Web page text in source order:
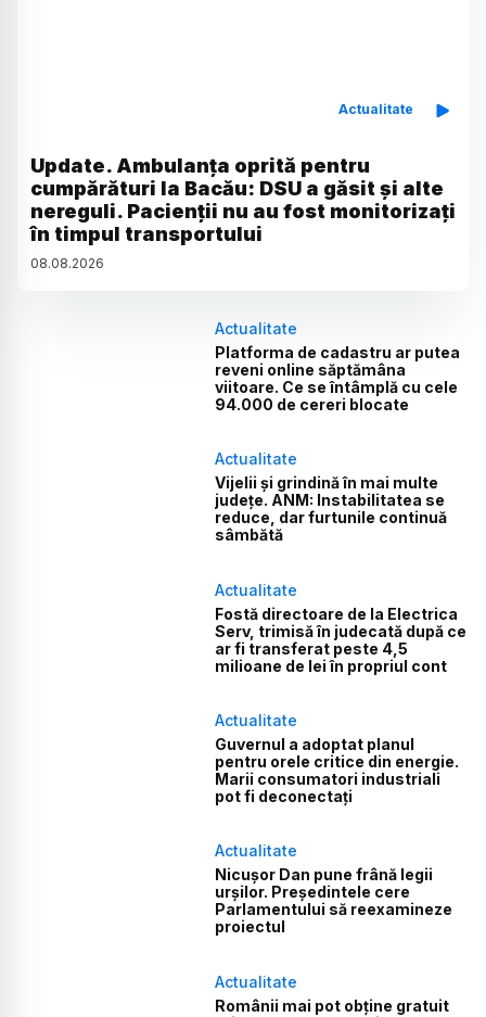
Actualitate
Update. Ambulanța oprită pentru
cumpărături la Bacău: DSU a găsit și alte
nereguli. Pacienții nu au fost monitorizați
în timpul transportului
08.08.2026
Actualitate
Platforma de cadastru ar putea
reveni online săptămâna
viitoare. Ce se întâmplă cu cele
94.000 de cereri blocate
Actualitate
Vijelii și grindină în mai multe
județe. ANM: Instabilitatea se
reduce, dar furtunile continuă
sâmbătă
Actualitate
Fostă directoare de la Electrica
Serv, trimisă în judecată după ce
ar fi transferat peste 4,5
milioane de lei în propriul cont
Actualitate
Guvernul a adoptat planul
pentru orele critice din energie.
Marii consumatori industriali
pot fi deconectați
Actualitate
Nicușor Dan pune frână legii
urșilor. Președintele cere
Parlamentului să reexamineze
proiectul
Actualitate
Românii mai pot obține gratuit